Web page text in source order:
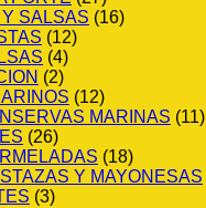
SALSAS (16)
(12)
(4)
(2)
(12)
MARINAS (11)
(26)
(18)
Y MAYONESAS
(3)